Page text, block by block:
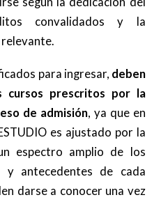
convalidados y la
para ingresar, deben
prescritos por la
de admisión, ya que en
es ajustado por la
espectro amplio de los
y antecedentes de cada
darse a conocer una vez